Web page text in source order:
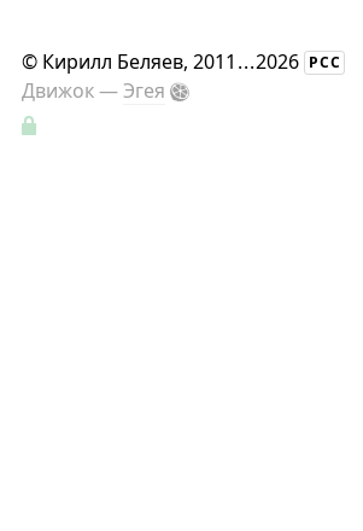
© Кирилл Беляев, 2011 ...2026 РСС
Движок —Эгея